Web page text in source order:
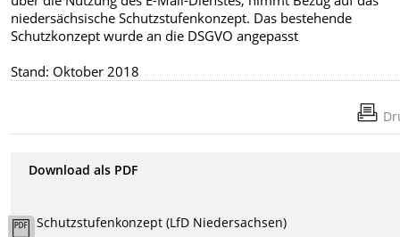
niedersächsische Schutzstufenkonzept. Das bestehende
Schutzkonzept wurde an die DSGVO angepasst
Stand: Oktober 2018
Download als PDF
Schutzstufenkonzept (LfD Niedersachsen)